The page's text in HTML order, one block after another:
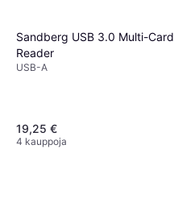
Sandberg USB 3.0 Multi-Card
Reader
USB-A
19,25 €
4 kauppoja